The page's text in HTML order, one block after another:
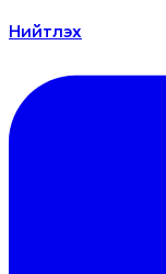
Нийтлэх